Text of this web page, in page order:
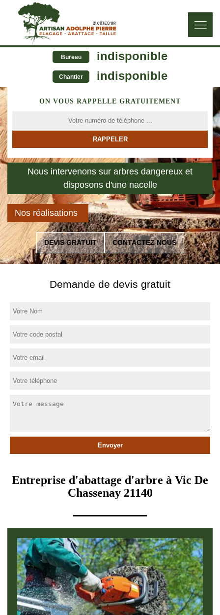
Bureau indisponible
Chantier indisponible
ON VOUS RAPPELLE GRATUITEMENT
Nous intervenons sur arbres dangereux et
disposons d'une nacelle
Nos réalisations
DEVIS GRATUIT CONTACTEZ NOUS
Demande de devis gratuit
Entreprise d'abattage d'arbre à Vic De
Chassenay 21140